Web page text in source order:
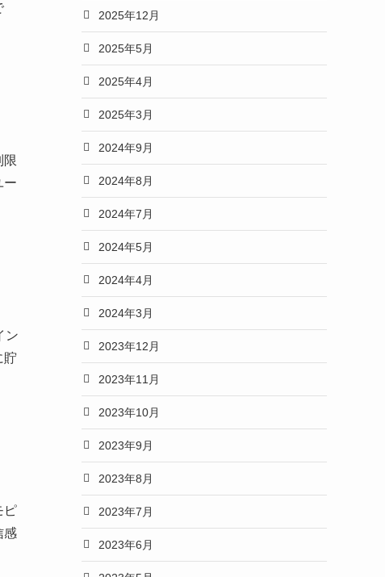
限
ー
ン
貯
ピ
感
2025年12月
2025年5月
2025年4月
2025年3月
2024年9月
2024年8月
2024年7月
2024年5月
2024年4月
2024年3月
2023年12月
2023年11月
2023年10月
2023年9月
2023年8月
2023年7月
2023年6月